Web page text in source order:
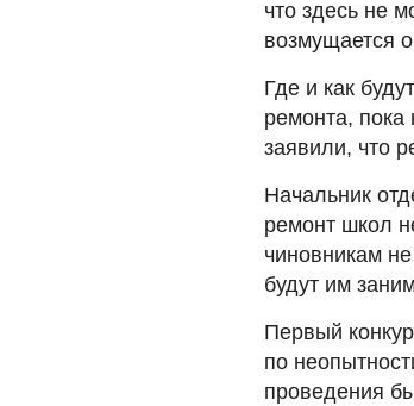
что здесь не
возмущается
Где и как
ремонта, пока
заявили, что
Начальник
ремонт школ
чиновникам
будут им
Первый
по
проведения